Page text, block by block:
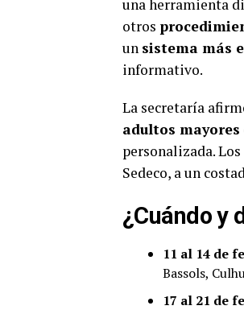
una herramienta
otros
un sistema más
informativo.
La secretaría
adultos mayores
personalizada. Los
Sedeco, a un
¿Cuándo y
11 al 14 de
Bassols,
17 al 21 de